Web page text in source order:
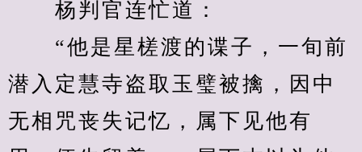
杨判官连忙道：
“他是星槎渡的谍子，一旬前
潜入定慧寺盗取玉璧被擒，因中
无相咒丧失记忆，属下见他有